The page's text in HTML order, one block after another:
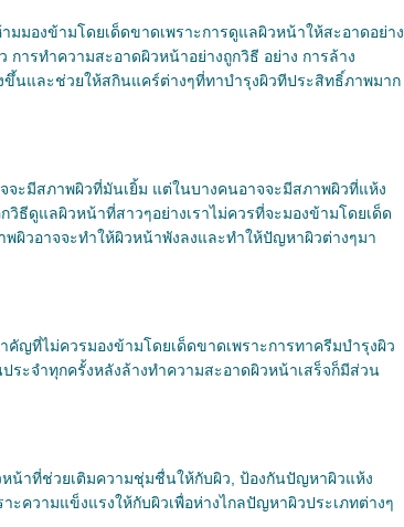
มองข้ามโดยเด็ดขาดเพราะการดูแลผิวหน้าให้สะอาดอย่าง
ารทำความสะอาดผิวหน้าอย่างถูกวิธี อย่าง การล้าง
นและช่วยให้สกินแคร์ต่างๆที่ทาบำรุงผิวทีประสิทธิ์ภาพมาก
ะมีสภาพผิวที่มันเยิ้ม แต่ในบางคนอาจจะมีสภาพผิวที่แห้ง
ดูแลผิวหน้าที่สาวๆอย่างเราไม่ควรที่จะมองข้ามโดยเด็ด
ผิวอาจจะทำให้ผิวหน้าพังลงและทำให้ปัญหาผิวต่างๆมา
ญที่ไม่ควรมองข้ามโดยเด็ดขาดเพราะการทาครีมบำรุงผิว
ะจำทุกครั้งหลังล้างทำความสะอาดผิวหน้าเสร็จก็มีส่วน
หน้าที่ช่วยเติมความชุ่มชื่นให้กับผิว, ป้องกันปัญหาผิวแห้ง
ความแข็งแรงให้กับผิวเพื่อห่างไกลปัญหาผิวประเภทต่างๆ